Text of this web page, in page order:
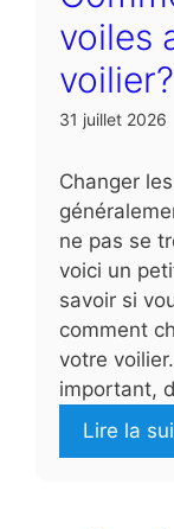
voiles
voilier?
31 juillet 2026
Changer
ne pas se
voici un
savoir si
comment
votre
important,
Lire la